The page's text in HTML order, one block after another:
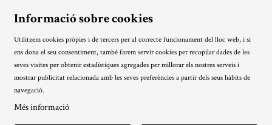
Plaça del Teatre, 3, 08339 Vilassar de Dalt
Com arribar-hi
Informació tècnica
Avís Legal | Ús de Cookies | Política de privacitat |
Condicions generals
| Sitemap | Transparència
Link a instagram
Link a twitter
Informació sobre cookies
Utilitzem cookies pròpies i de tercers per al correcte funcionament del lloc web, i si
ens dona el seu consentiment, també farem servir cookies per recopilar dades de les
seves visites per obtenir estadístiques agregades per millorar els nostres serveis i
mostrar publicitat relacionada amb les seves preferències a partir dels seus hàbits de
navegació.
Més informació